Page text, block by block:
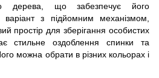
дерева, що забезпечує його
варіант з підйомним механізмом,
простір для зберігання особистих
стильне оздоблення спинки та
можна обрати в різних кольорах і